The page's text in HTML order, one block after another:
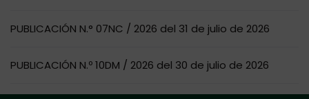
PUBLICACIÓN N.° 07NC / 2026 del 31 de julio de 2026
PUBLICACIÓN N.º 10DM / 2026 del 30 de julio de 2026